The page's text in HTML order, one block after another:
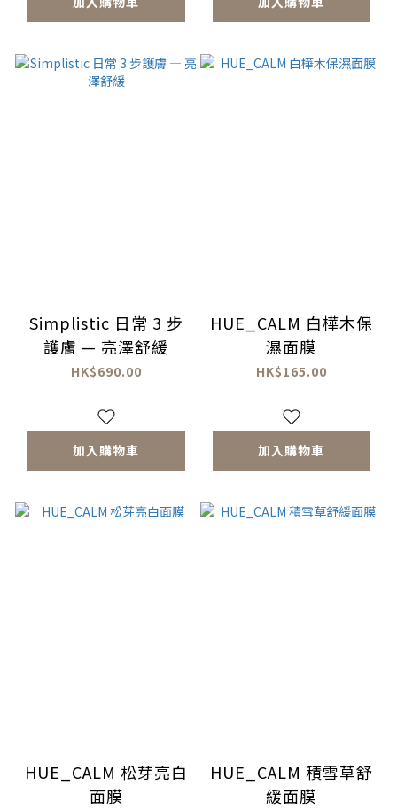
Simplistic 日常 3 步
護膚 — 亮澤舒緩
HK$690.00
加入購物車
HUE_CALM 白樺木保
濕面膜
HK$165.00
加入購物車
HUE_CALM 松芽亮白
面膜
HUE_CALM 積雪草舒
緩面膜